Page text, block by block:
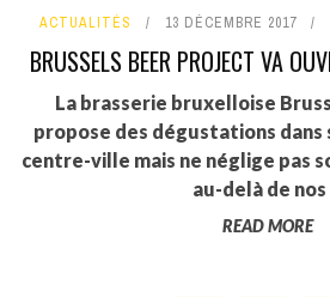
ACTUALITÉS 13 DÉCEMBRE 2017
BRUSSELS BEER PROJECT VA
La brasserie bruxelloise
propose des dégustations dans
centre-ville mais ne néglige pas
au-delà de nos
READ MORE